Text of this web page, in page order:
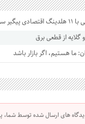
است
از قطعی برق
ما هستیم، اگر بازار باشد
های ارسال شده توسط